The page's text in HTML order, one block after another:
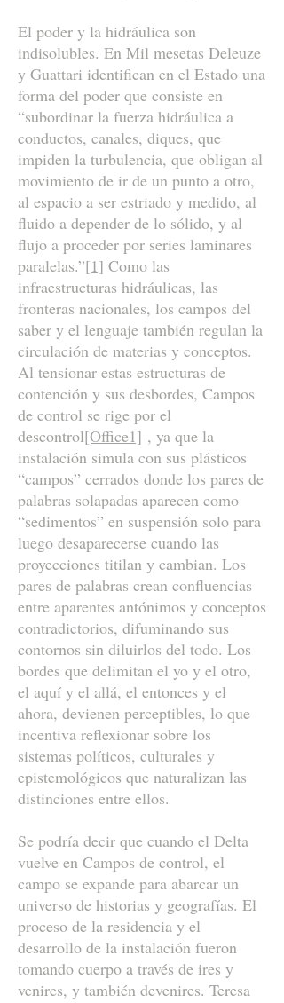
El poder y la hidráulica son
indisolubles. En Mil mesetas Deleuze
y Guattari identifican en el Estado una
forma del poder que consiste en
“subordinar la fuerza hidráulica a
conductos, canales, diques, que
impiden la turbulencia, que obligan al
movimiento de ir de un punto a otro,
al espacio a ser estriado y medido, al
fluido a depender de lo sólido, y al
flujo a proceder por series laminares
paralelas.”[1] Como las
infraestructuras hidráulicas, las
fronteras nacionales, los campos del
saber y el lenguaje también regulan la
circulación de materias y conceptos.
Al tensionar estas estructuras de
contención y sus desbordes, Campos
de control se rige por el
descontrol[Office1] , ya que la
instalación simula con sus plásticos
“campos” cerrados donde los pares de
palabras solapadas aparecen como
“sedimentos” en suspensión solo para
luego desaparecerse cuando las
proyecciones titilan y cambian. Los
pares de palabras crean confluencias
entre aparentes antónimos y conceptos
contradictorios, difuminando sus
contornos sin diluirlos del todo. Los
bordes que delimitan el yo y el otro,
el aquí y el allá, el entonces y el
ahora, devienen perceptibles, lo que
incentiva reflexionar sobre los
sistemas políticos, culturales y
epistemológicos que naturalizan las
distinciones entre ellos.
Se podría decir que cuando el Delta
vuelve en Campos de control, el
campo se expande para abarcar un
universo de historias y geografías. El
proceso de la residencia y el
desarrollo de la instalación fueron
tomando cuerpo a través de ires y
venires, y también devenires. Teresa